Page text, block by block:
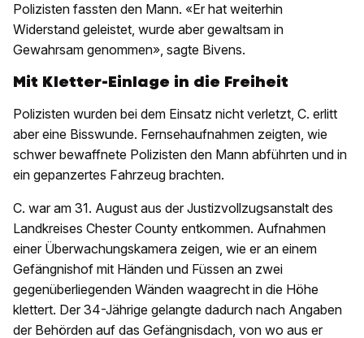
Polizisten fassten den Mann. «Er hat weiterhin
Widerstand geleistet, wurde aber gewaltsam in
Gewahrsam genommen», sagte Bivens.
Mit Kletter-Einlage in die Freiheit
Polizisten wurden bei dem Einsatz nicht verletzt, C. erlitt
aber eine Bisswunde. Fernsehaufnahmen zeigten, wie
schwer bewaffnete Polizisten den Mann abführten und in
ein gepanzertes Fahrzeug brachten.
C. war am 31. August aus der Justizvollzugsanstalt des
Landkreises Chester County entkommen. Aufnahmen
einer Überwachungskamera zeigen, wie er an einem
Gefängnishof mit Händen und Füssen an zwei
gegenüberliegenden Wänden waagrecht in die Höhe
klettert. Der 34-Jährige gelangte dadurch nach Angaben
der Behörden auf das Gefängnisdach, von wo aus er